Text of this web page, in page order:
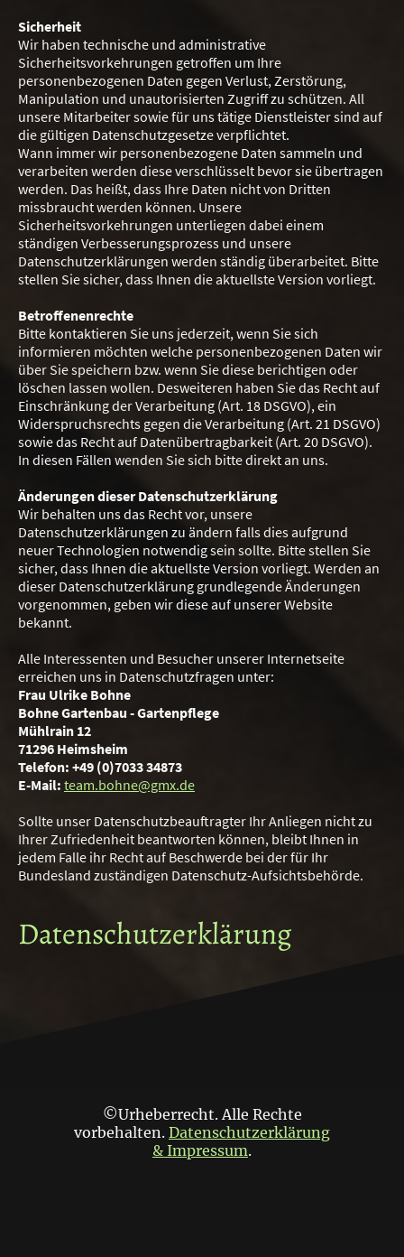
Sicherheit
Wir haben technische und administrative
Sicherheitsvorkehrungen getroffen um Ihre
personenbezogenen Daten gegen Verlust, Zerstörung,
Manipulation und unautorisierten Zugriff zu schützen. All
unsere Mitarbeiter sowie für uns tätige Dienstleister sind auf
die gültigen Datenschutzgesetze verpflichtet.
Wann immer wir personenbezogene Daten sammeln und
verarbeiten werden diese verschlüsselt bevor sie übertragen
werden. Das heißt, dass Ihre Daten nicht von Dritten
missbraucht werden können. Unsere
Sicherheitsvorkehrungen unterliegen dabei einem
ständigen Verbesserungsprozess und unsere
Datenschutzerklärungen werden ständig überarbeitet. Bitte
stellen Sie sicher, dass Ihnen die aktuellste Version vorliegt.
Betroffenenrechte
Bitte kontaktieren Sie uns jederzeit, wenn Sie sich
informieren möchten welche personenbezogenen Daten wir
über Sie speichern bzw. wenn Sie diese berichtigen oder
löschen lassen wollen. Desweiteren haben Sie das Recht auf
Einschränkung der Verarbeitung (Art. 18 DSGVO), ein
Widerspruchsrechts gegen die Verarbeitung (Art. 21 DSGVO)
sowie das Recht auf Datenübertragbarkeit (Art. 20 DSGVO).
In diesen Fällen wenden Sie sich bitte direkt an uns.
Änderungen dieser Datenschutzerklärung
Wir behalten uns das Recht vor, unsere
Datenschutzerklärungen zu ändern falls dies aufgrund
neuer Technologien notwendig sein sollte. Bitte stellen Sie
sicher, dass Ihnen die aktuellste Version vorliegt. Werden an
dieser Datenschutzerklärung grundlegende Änderungen
vorgenommen, geben wir diese auf unserer Website
bekannt.
Alle Interessenten und Besucher unserer Internetseite
erreichen uns in Datenschutzfragen unter:
Frau Ulrike Bohne
Bohne Gartenbau - Gartenpflege
Mühlrain 12
71296 Heimsheim
Telefon: +49 (0)7033 34873
E-Mail: team.bohne@gmx.de
Sollte unser Datenschutzbeauftragter Ihr Anliegen nicht zu
Ihrer Zufriedenheit beantworten können, bleibt Ihnen in
jedem Falle ihr Recht auf Beschwerde bei der für Ihr
Bundesland zuständigen Datenschutz-Aufsichtsbehörde.
Datenschutzerklärung
©Urheberrecht. Alle Rechte
vorbehalten. Datenschutzerklärung
& Impressum.